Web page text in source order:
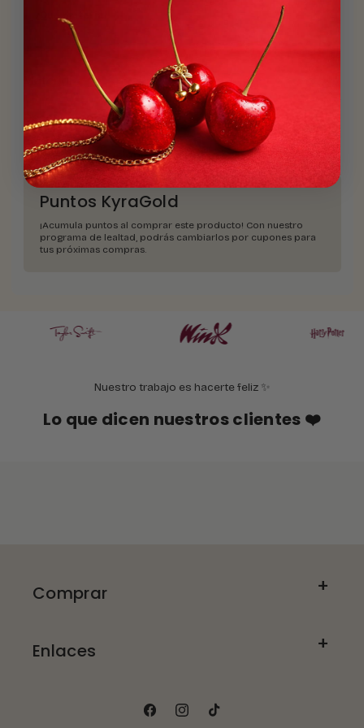
¿Qué material
es?
Descripción
Envíos y devoluciones
Puntos KyraGold
¡Acumula puntos al comprar este producto! Con nuestro
programa de lealtad, podrás cambiarlos por cupones para
tus próximas compras.
Nuestro trabajo es hacerte feliz ✨
Lo que dicen nuestros clientes ❤️
Comprar
Enlaces
FacebookInstagramTikTok